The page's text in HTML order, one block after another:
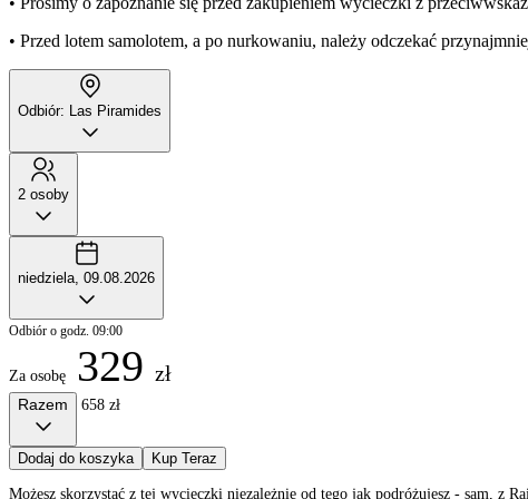
• Przed lotem samolotem, a po nurkowaniu, należy odczekać
Odbiór: Las Piramides
2 osoby
niedziela, 09.08.2026
Odbiór o godz. 09:00
Za osobę 329 zł
Razem 658 zł
Dodaj do koszyka Kup Teraz
Możesz skorzystać z tej wycieczki niezależnie od tego jak podróżujesz - sam, z